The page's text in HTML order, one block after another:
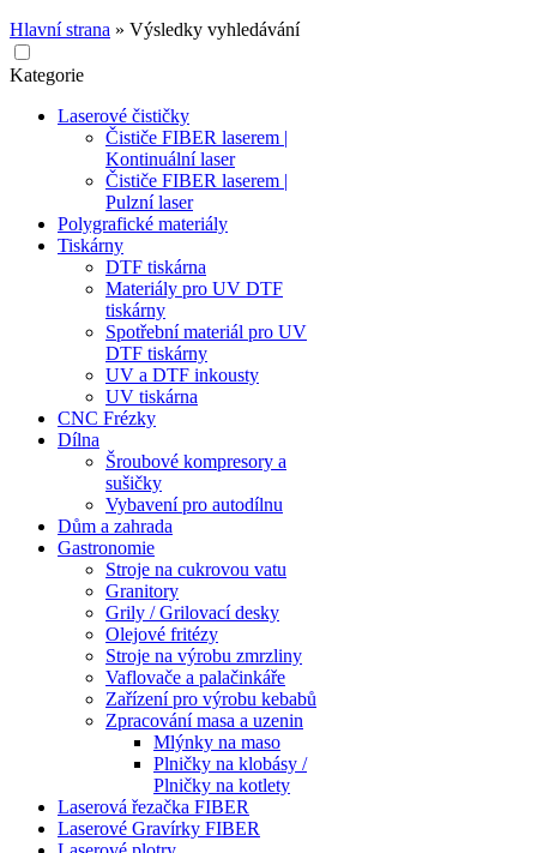
Hlavní strana » Výsledky vyhledávání
Kategorie
Laserové čističky
Čističe FIBER laserem |
Kontinuální laser
Čističe FIBER laserem |
Pulzní laser
Polygrafické materiály
Tiskárny
DTF tiskárna
Materiály pro UV DTF
tiskárny
Spotřební materiál pro UV
DTF tiskárny
UV a DTF inkousty
UV tiskárna
CNC Frézky
Dílna
Šroubové kompresory a
sušičky
Vybavení pro autodílnu
Dům a zahrada
Gastronomie
Stroje na cukrovou vatu
Granitory
Grily / Grilovací desky
Olejové fritézy
Stroje na výrobu zmrzliny
Vaflovače a palačinkáře
Zařízení pro výrobu kebabů
Zpracování masa a uzenin
Mlýnky na maso
Plničky na klobásy /
Plničky na kotlety
Laserová řezačka FIBER
Laserové Gravírky FIBER